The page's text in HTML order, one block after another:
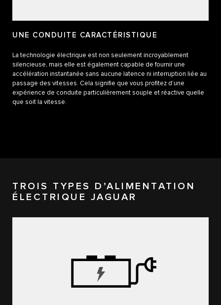
UNE CONDUITE CARACTÉRISTIQUE
La technologie électrique est non seulement incroyablement
silencieuse, mais elle est également capable de fournir une
accélération instantanée sans aucune latence ni interruption liée au
passage des vitesses. Cela signifie que vous profitez d’une
expérience de conduite particulièrement souple et réactive quelle
que soit la vitesse.
TROIS TYPES D’ALIMENTATION
ÉLECTRIQUE JAGUAR